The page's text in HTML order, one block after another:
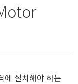
에 설치해야 하는